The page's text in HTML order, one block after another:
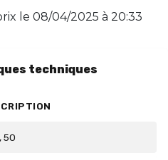
taux de nicotine (0,
le 08/04/2025 à 20:33
techniques
50